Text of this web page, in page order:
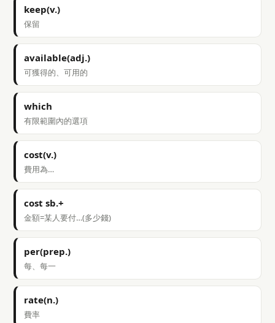
keep(v.)
保留
available(adj.)
可獲得的、可用的
which
有限範圍內的選項
cost(v.)
費用為…
cost sb.+
金額=某人要付…(多少錢)
per(prep.)
每、每一
rate(n.)
費率